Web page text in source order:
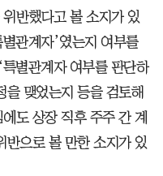
반했다고 볼 소지가 있
관계자’였는지 여부를
별관계자 여부를 판단하
을 맺었는지 등을 검토해
도 상장 직후 주주 간 계
반으로 볼 만한 소지가 있